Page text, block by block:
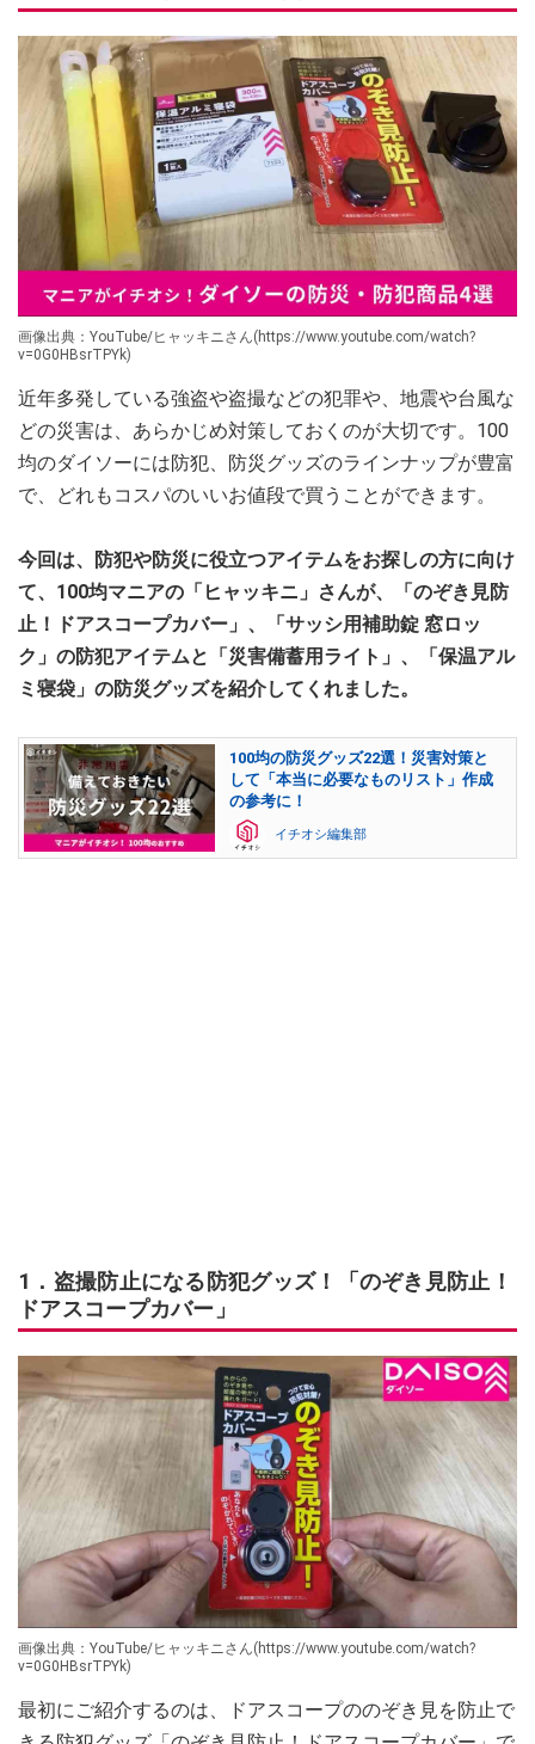
画像出典：YouTube/ヒャッキニさん(https://www.youtube.com/watch?
v=0G0HBsrTPYk)
近年多発している強盗や盗撮などの犯罪や、地震や台風な
どの災害は、あらかじめ対策しておくのが大切です。100
均のダイソーには防犯、防災グッズのラインナップが豊富
で、どれもコスパのいいお値段で買うことができます。
今回は、防犯や防災に役立つアイテムをお探しの方に向け
て、100均マニアの「ヒャッキニ」さんが、「のぞき見防
止！ドアスコープカバー」、「サッシ用補助錠 窓ロッ
ク」の防犯アイテムと「災害備蓄用ライト」、「保温アル
ミ寝袋」の防災グッズを紹介してくれました。
100均の防災グッズ22選！災害対策と
して「本当に必要なものリスト」作成
の参考に！
イチオシ編集部
1．盗撮防止になる防犯グッズ！「のぞき見防止！
ドアスコープカバー」
画像出典：YouTube/ヒャッキニさん(https://www.youtube.com/watch?
v=0G0HBsrTPYk)
最初にご紹介するのは、ドアスコープののぞき見を防止で